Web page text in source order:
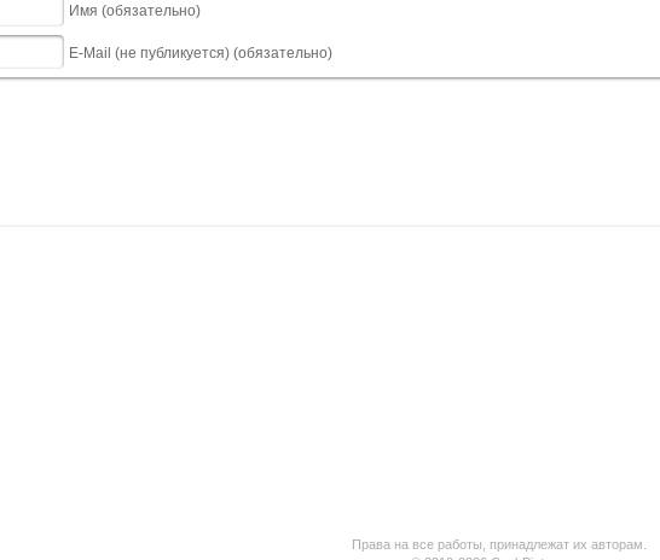
Имя (обязательно)
E-Mail (не публикуется) (обязательно)
Права на все работы, принадлежат их авторам.